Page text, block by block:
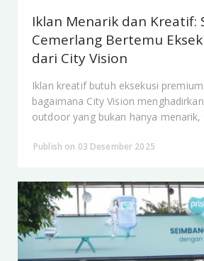
Iklan Menarik dan Kreatif:
Cemerlang Bertemu
dari City Vision
Iklan kreatif butuh eksekusi
bagaimana City Vision
outdoor yang bukan hanya
Publish on 03 Desember 2025